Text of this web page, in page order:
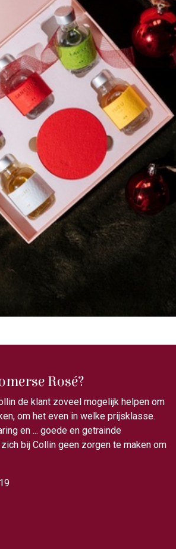
Rosé?
de klant zoveel mogelijk helpen om
om het even in welke prijsklasse.
en ... goede en getrainde
bij Collin geen zorgen te maken om